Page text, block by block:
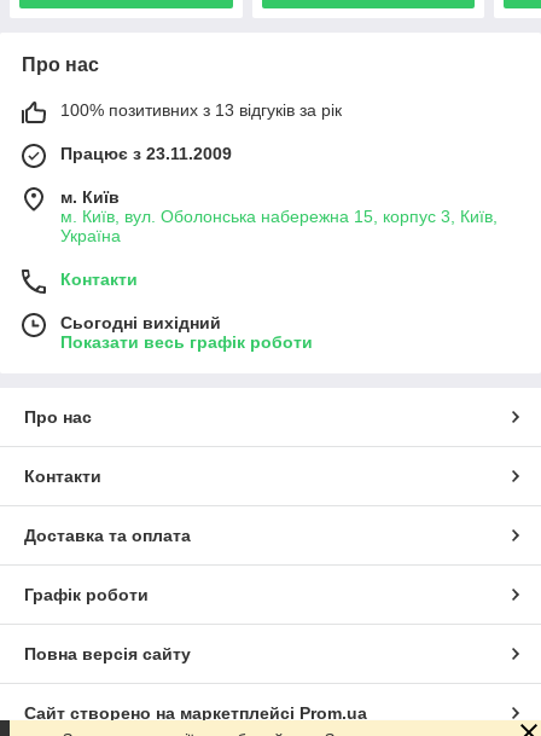
Про нас
100% позитивних з 13 відгуків за рік
Працює з 23.11.2009
м. Київ
м. Київ, вул. Оболонська набережна 15, корпус 3, Київ,
Україна
Контакти
Сьогодні вихідний
Показати весь графік роботи
Про нас
Контакти
Доставка та оплата
Графік роботи
Повна версія сайту
Сайт створено на маркетплейсі Prom.ua